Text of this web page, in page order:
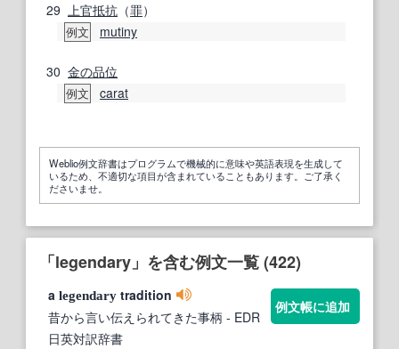
29 上官抵抗 （罪）
例文 mutiny
30 金の品位
例文 carat
Weblio例文辞書はプログラムで機械的に意味や英語表現を生成して
いるため、不適切な項目が含まれていることもあります。ご了承く
ださいませ。
「legendary」を含む例文一覧 (422)
a legendary tradition
昔から言い伝えられてきた事柄 - EDR
日英対訳辞書
例文帳に追加